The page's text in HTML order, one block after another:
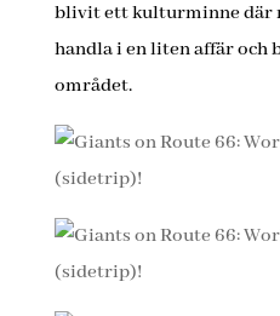
blivit ett kulturminne där
handla i en liten affär och
området.